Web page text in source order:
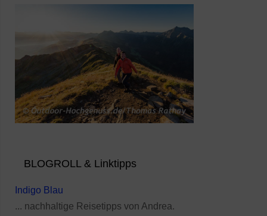
BLOGROLL & Linktipps
Indigo Blau
... nachhaltige Reisetipps von Andrea.